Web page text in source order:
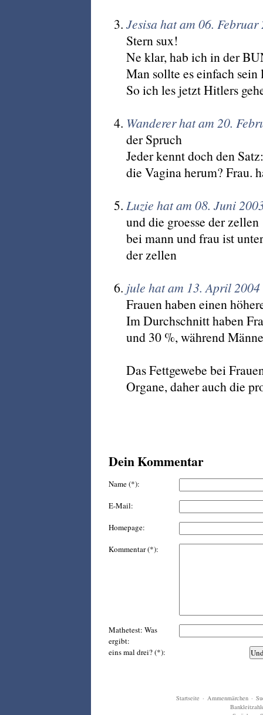
Jesisa hat am 06.
Stern sux!
Ne klar, hab ich in der
Man sollte es einfach sein
So ich les jetzt Hitlers
Wanderer hat am 20.
der Spruch
Jeder kennt doch den
die Vagina herum? Frau.
Luzie hat am 08. Juni
und die groesse der zellen
bei mann und frau ist
der zellen
jule hat am 13. April
Frauen haben einen
Im Durchschnitt haben
und 30 %, während
Das Fettgewebe bei
Organe, daher auch die
Dein Kommentar
Name (*):
E-Mail:
Homepage:
Kommentar (*):
Mathetest: Was
ergibt:
eins mal drei? (*):
Startseite · Ammenmärchen ·